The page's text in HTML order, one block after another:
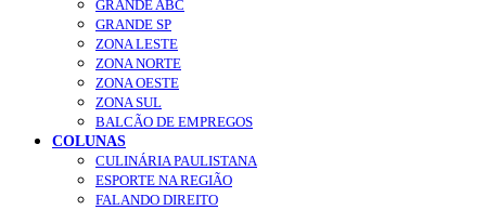
GRANDE ABC
GRANDE SP
ZONA LESTE
ZONA NORTE
ZONA OESTE
ZONA SUL
BALCÃO DE EMPREGOS
COLUNAS
CULINÁRIA PAULISTANA
ESPORTE NA REGIÃO
FALANDO DIREITO